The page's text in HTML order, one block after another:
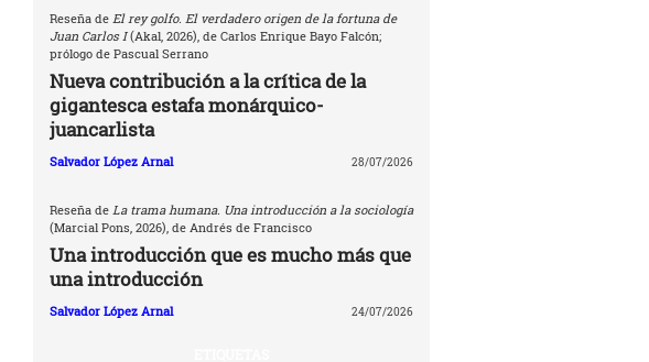
Reseña de El rey golfo. El verdadero origen de la fortuna de
Juan Carlos I(Akal, 2026), de Carlos Enrique Bayo Falcón;
prólogo de Pascual Serrano
Nueva contribución a la crítica de la
gigantesca estafa monárquico-
juancarlista
Salvador López Arnal 28/07/2026
Reseña de La trama humana. Una introducción a la sociología
(Marcial Pons, 2026), de Andrés de Francisco
Una introducción que es mucho más que
una introducción
Salvador López Arnal 24/07/2026